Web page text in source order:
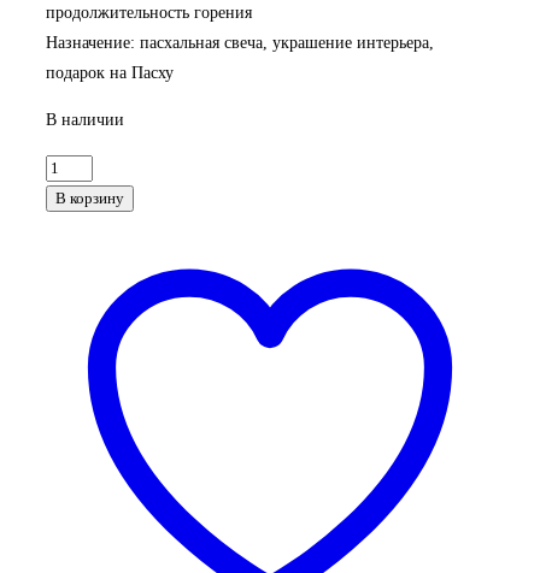
продолжительность горения
Назначение: пасхальная свеча, украшение интерьера,
подарок на Пасху
В наличии
Количество
товара
В корзину